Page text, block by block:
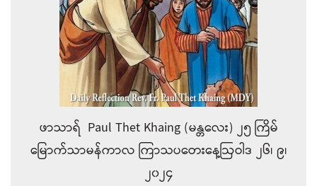
ဖာသာရ် Paul Thet Khaing (မန္တလေး) ၂၅ ကြိမ်
မြောက်သာမန်ကာလ ကြာသပတေးနေ့ဩဝါဒ ၂၆၊ ၉၊
၂၀၂၄